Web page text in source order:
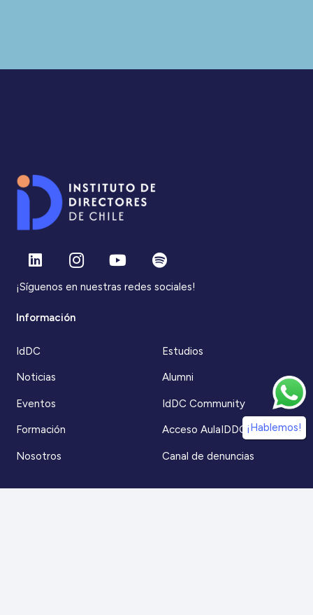
¡Síguenos en nuestras redes sociales!
Información
IdDC
Noticias
Eventos
Formación
Nosotros
Estudios
Alumni
IdDC Community
Acceso AulaIDDC
Canal de denuncias
¡Hablemos!